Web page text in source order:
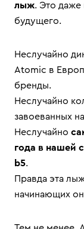
лыж. Это даже
будущего.
Неслучайно
Atomic в
бренды.
Неслучайно
завоеванных
Неслучайно
года в нашей
b5.
Правда эта
начинающих